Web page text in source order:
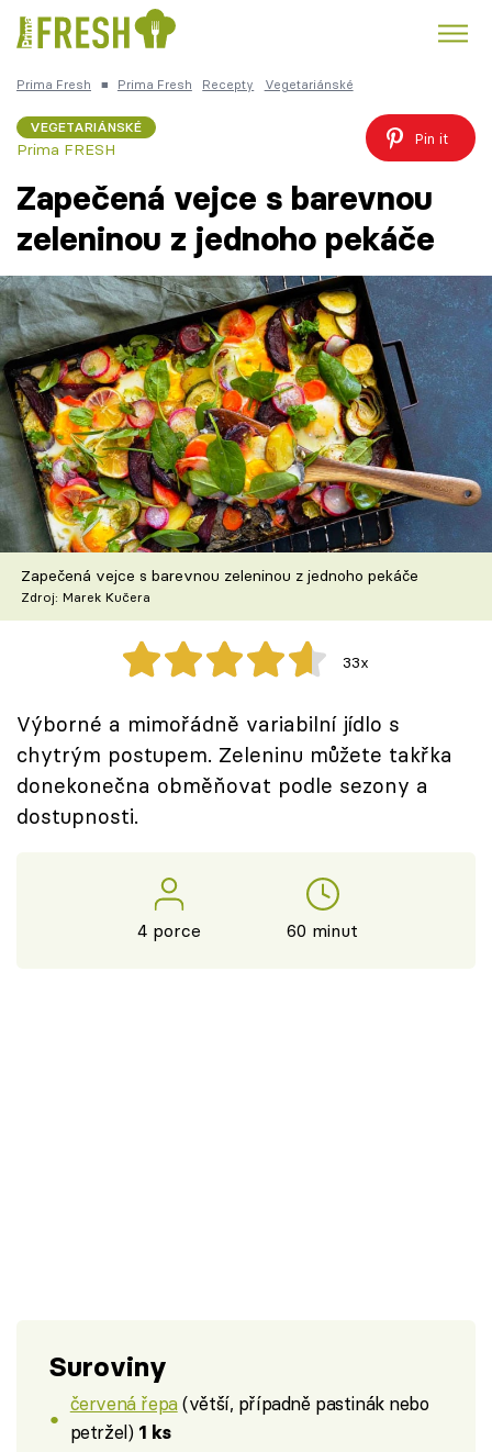
Česká kuchyně
Témata
Recepty
Články
TV Program
Škola vaření
Recepty z TV
Speciál: Cuketa
Těhotnej kuchař
Sledujte prima+
Přihlášení
Prima Fresh ■ Prima Fresh Recepty Vegetariánské
VEGETARIÁNSKÉ
Prima FRESH
Pin it
Zapečená vejce s barevnou
zeleninou z jednoho pekáče
Zapečená vejce s barevnou zeleninou z jednoho pekáče
Zdroj: Marek Kučera
33x
Výborné a mimořádně variabilní jídlo s
chytrým postupem. Zeleninu můžete takřka
donekonečna obměňovat podle sezony a
dostupnosti.
4 porce 60 minut
Suroviny
červená řepa(větší, případně pastinák nebo
petržel) 1 ks